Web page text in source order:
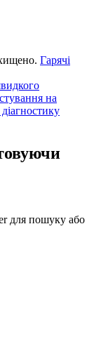
Гарячі
на
для пошуку або